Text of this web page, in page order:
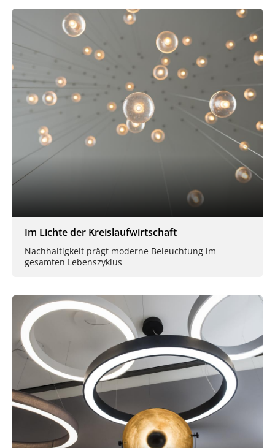
Im Lichte der Kreislaufwirtschaft
Nachhaltigkeit prägt moderne Beleuchtung im
gesamten Lebenszyklus